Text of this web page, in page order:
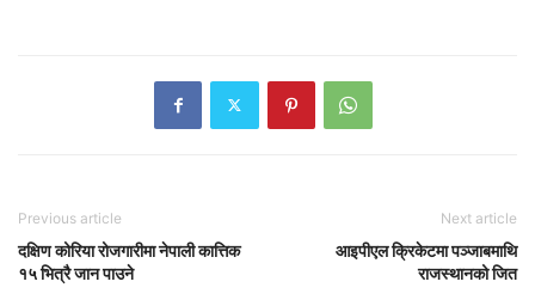
Previous article
दक्षिण कोरिया रोजगारीमा नेपाली कात्तिक
१५ भित्रै जान पाउने
Next article
आइपीएल क्रिकेटमा पञ्जाबमाथि
राजस्थानको जित